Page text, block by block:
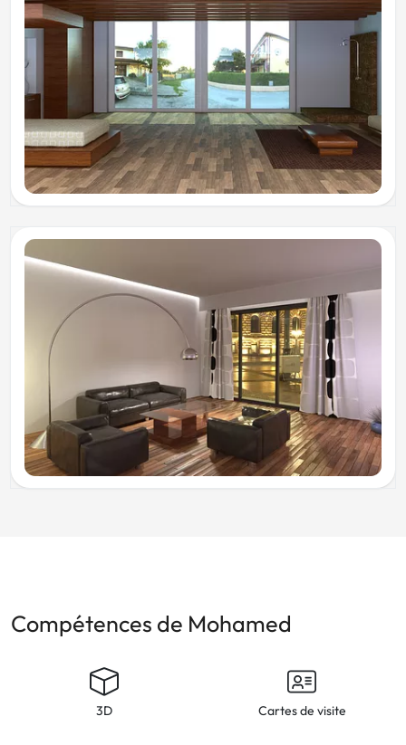
Compétences de Mohamed
3D Cartes de visite